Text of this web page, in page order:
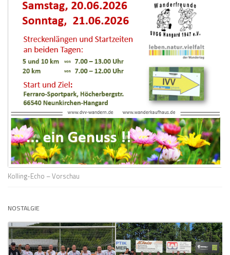
Kolling-Echo – Vorschau
NOSTALGIE